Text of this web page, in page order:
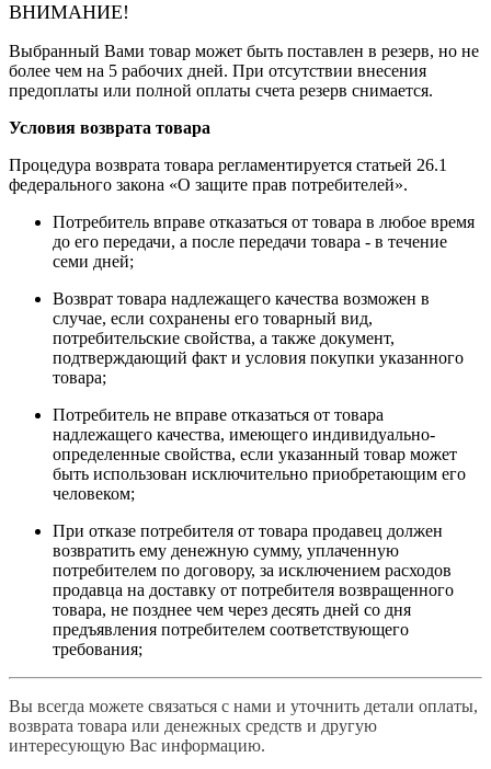
ВНИМАНИЕ!
Выбранный Вами товар может быть поставлен в резерв, но не
более чем на 5 рабочих дней. При отсутствии внесения
предоплаты или полной оплаты счета резерв снимается.
Условия возврата товара
Процедура возврата товара регламентируется статьей 26.1
федерального закона «О защите прав потребителей».
Потребитель вправе отказаться от товара в любое время
до его передачи, а после передачи товара - в течение
семи дней;
Возврат товара надлежащего качества возможен в
случае, если сохранены его товарный вид,
потребительские свойства, а также документ,
подтверждающий факт и условия покупки указанного
товара;
Потребитель не вправе отказаться от товара
надлежащего качества, имеющего индивидуально-
определенные свойства, если указанный товар может
быть использован исключительно приобретающим его
человеком;
При отказе потребителя от товара продавец должен
возвратить ему денежную сумму, уплаченную
потребителем по договору, за исключением расходов
продавца на доставку от потребителя возвращенного
товара, не позднее чем через десять дней со дня
предъявления потребителем соответствующего
требования;
Вы всегда можете связаться с нами и уточнить детали оплаты,
возврата товара или денежных средств и другую
интересующую Вас информацию.